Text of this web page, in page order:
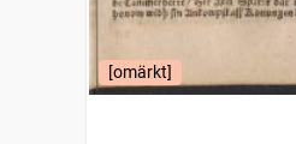
[omärkt]